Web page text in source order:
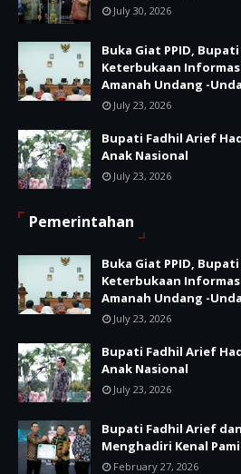
July 30, 2026
Buka Giat PPID,
Keterbukaan
Amanah Undang -
July 23, 2026
Bupati Fadhil Arief
Anak Nasional
July 23, 2026
Pemerintahan
Buka Giat PPID,
Keterbukaan
Amanah Undang -
July 23, 2026
Bupati Fadhil Arief
Anak Nasional
July 23, 2026
Bupati Fadhil Arief
Menghadiri Kenal
February 27, 2026